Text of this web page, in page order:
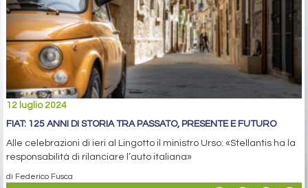
12 luglio 2024
FIAT: 125 ANNI DI STORIA TRA PASSATO, PRESENTE E FUTURO
Alle celebrazioni di ieri al Lingotto il ministro Urso: «Stellantis ha la
responsabilità di rilanciare l’auto italiana»
di Federico Fusca